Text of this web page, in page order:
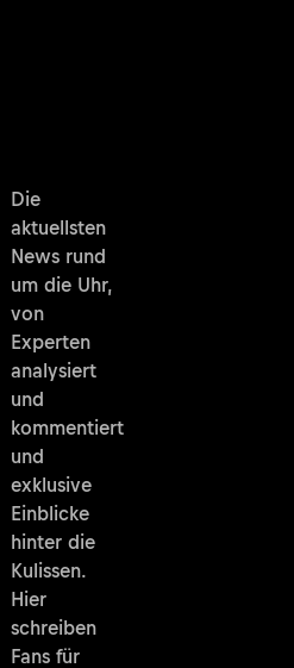
Die
aktuellsten
News rund
um die Uhr,
von
Experten
analysiert
und
kommentiert
und
exklusive
Einblicke
hinter die
Kulissen.
Hier
schreiben
Fans für